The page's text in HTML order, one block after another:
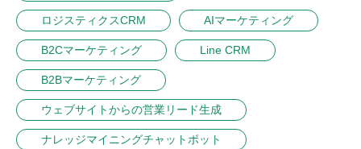
ロジスティクスCRM AIマーケティング
B2Cマーケティング Line CRM
B2Bマーケティング
ウェブサイトからの営業リード生成
ナレッジマイニングチャットボット